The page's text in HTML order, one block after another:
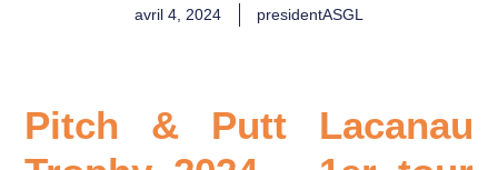
avril 4, 2024 presidentASGL
Pitch & Putt Lacanau